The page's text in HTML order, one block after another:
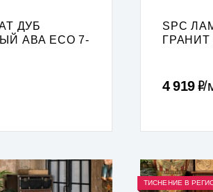
ДУБ
ABA ECO 7-
SPC
ГРАНИТ
4 919Р
ТИСНЕНИЕ В